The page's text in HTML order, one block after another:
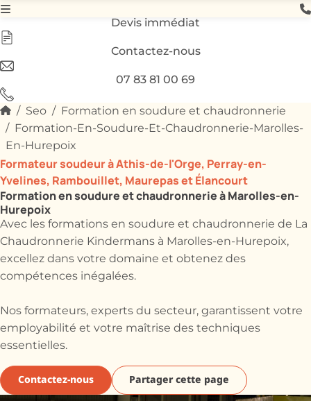
Devis immédiat
Contactez-nous
07 83 81 00 69
Seo
Formation en soudure et chaudronnerie
Formation-En-Soudure-Et-Chaudronnerie-Marolles-
En-Hurepoix
Formation en soudure et chaudronnerie à Marolles-en-
Hurepoix
Formateur soudeur à Athis-de-l'Orge, Perray-en-
Yvelines, Rambouillet, Maurepas et Élancourt
Avec les formations en soudure et chaudronnerie de La
Chaudronnerie Kindermans à Marolles-en-Hurepoix,
excellez dans votre domaine et obtenez des
compétences inégalées.
Nos formateurs, experts du secteur, garantissent votre
employabilité et votre maîtrise des techniques
essentielles.
Contactez-nous Partager cette page